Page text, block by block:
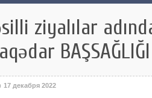
ziyalılar
BAŞSAĞLIĞI
17 декабря 2022